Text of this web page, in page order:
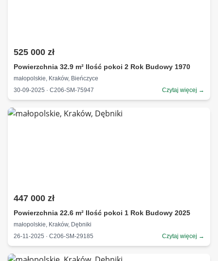
525 000 zł
Powierzchnia 32.9 m² Ilość pokoi 2 Rok Budowy 1970
małopolskie, Kraków, Bieńczyce
30-09-2025 · C206-SM-75947
Czytaj więcej →
447 000 zł
Powierzchnia 22.6 m² Ilość pokoi 1 Rok Budowy 2025
małopolskie, Kraków, Dębniki
26-11-2025 · C206-SM-29185
Czytaj więcej →